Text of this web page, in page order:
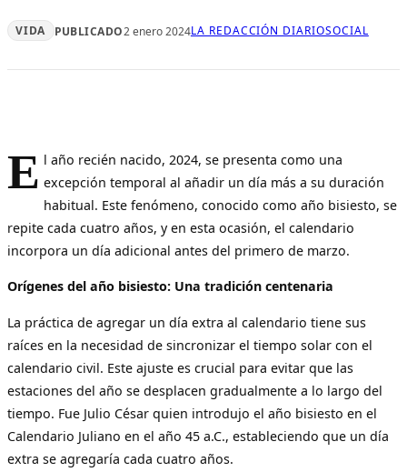
VIDA PUBLICADO2 enero 2024LA REDACCIÓN DIARIOSOCIAL
E l año recién nacido, 2024, se presenta como una
excepción temporal al añadir un día más a su duración
habitual. Este fenómeno, conocido como año bisiesto, se
repite cada cuatro años, y en esta ocasión, el calendario
incorpora un día adicional antes del primero de marzo.
Orígenes del año bisiesto: Una tradición centenaria
La práctica de agregar un día extra al calendario tiene sus
raíces en la necesidad de sincronizar el tiempo solar con el
calendario civil. Este ajuste es crucial para evitar que las
estaciones del año se desplacen gradualmente a lo largo del
tiempo. Fue Julio César quien introdujo el año bisiesto en el
Calendario Juliano en el año 45 a.C., estableciendo que un día
extra se agregaría cada cuatro años.